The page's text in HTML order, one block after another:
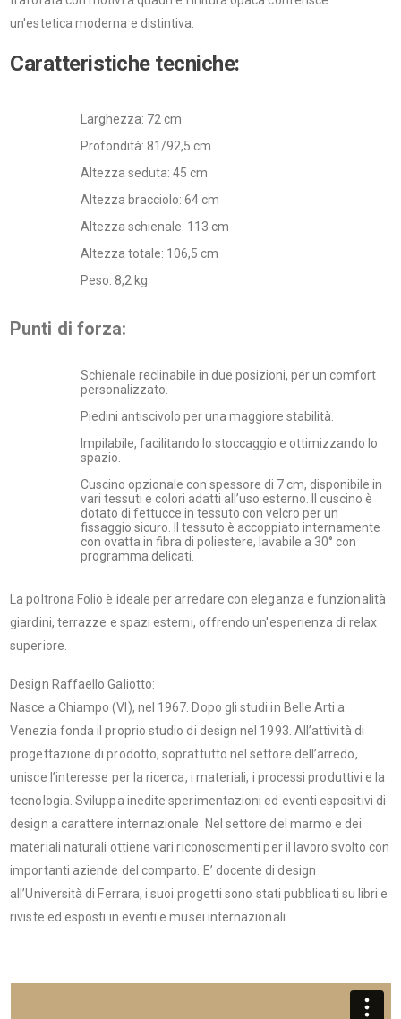
un'estetica moderna e distintiva.​
Caratteristiche tecniche:
Larghezza: 72 cm
Profondità: 81/92,5 cm
Altezza seduta: 45 cm
Altezza bracciolo: 64 cm
Altezza schienale: 113 cm
Altezza totale: 106,5 cm
Peso: 8,2 kg
Punti di forza:
Schienale reclinabile in due posizioni, per un comfort
personalizzato.
Piedini antiscivolo per una maggiore stabilità.
Impilabile, facilitando lo stoccaggio e ottimizzando lo
spazio.
Cuscino opzionale con spessore di 7 cm, disponibile in
vari tessuti e colori adatti all’uso esterno. Il cuscino è
dotato di fettucce in tessuto con velcro per un
fissaggio sicuro. Il tessuto è accoppiato internamente
con ovatta in fibra di poliestere, lavabile a 30° con
programma delicati.
La poltrona Folio è ideale per arredare con eleganza e funzionalità
giardini, terrazze e spazi esterni, offrendo un'esperienza di relax
superiore.
Design Raffaello Galiotto:
Nasce a Chiampo (VI), nel 1967. Dopo gli studi in Belle Arti a
Venezia fonda il proprio studio di design nel 1993. All’attività di
progettazione di prodotto, soprattutto nel settore dell’arredo,
unisce l’interesse per la ricerca, i materiali, i processi produttivi e la
tecnologia. Sviluppa inedite sperimentazioni ed eventi espositivi di
design a carattere internazionale. Nel settore del marmo e dei
materiali naturali ottiene vari riconoscimenti per il lavoro svolto con
importanti aziende del comparto. E’ docente di design
all’Università di Ferrara, i suoi progetti sono stati pubblicati su libri e
riviste ed esposti in eventi e musei internazionali.